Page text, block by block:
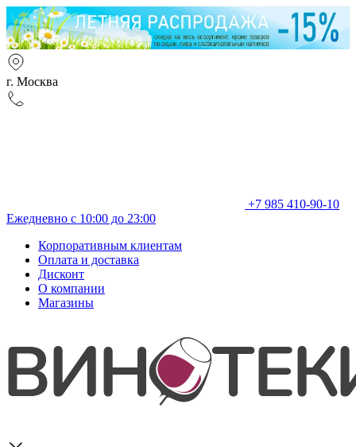
г. Москва
+7 985 410-90-10
Ежедневно с 10:00 до 23:00
Корпоративным клиентам
Оплата и доставка
Дисконт
О компании
Магазины